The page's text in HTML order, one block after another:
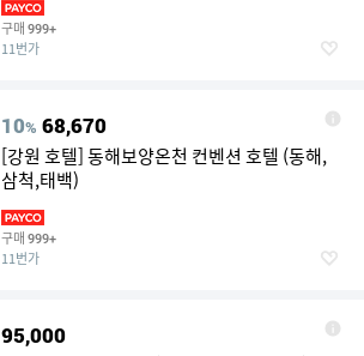
구매 999+
11번가
10% 68,670
[강원 호텔] 동해보양온천 컨벤션 호텔 (동해,
삼척,태백)
구매 999+
11번가
95,000